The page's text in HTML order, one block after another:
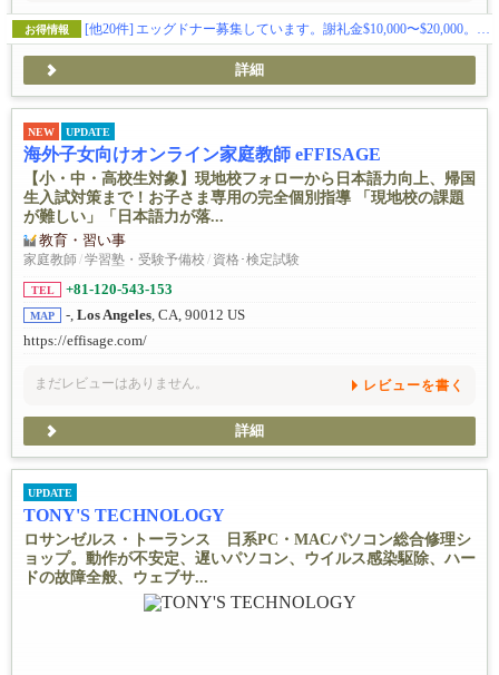
お得情報 [他20件] エッグドナー募集しています。謝礼金$10,000〜$20,000。交通費も別途支給。
詳細
NEW UPDATE
海外子女向けオンライン家庭教師 eFFISAGE
【小・中・高校生対象】現地校フォローから日本語力向上、帰国
生入試対策まで！お子さま専用の完全個別指導 「現地校の課題
が難しい」「日本語力が落...
教育・習い事
家庭教師 /学習塾・受験予備校 / 資格･検定試験
TEL +81-120-543-153
MAP -, Los Angeles , CA, 90012 US
https://effisage.com/
まだレビューはありません。 レビューを書く
詳細
UPDATE
TONY'S TECHNOLOGY
ロサンゼルス・トーランス 日系PC・MACパソコン総合修理シ
ョップ。動作が不安定、遅いパソコン、ウイルス感染駆除、ハー
ドの故障全般、ウェブサ...